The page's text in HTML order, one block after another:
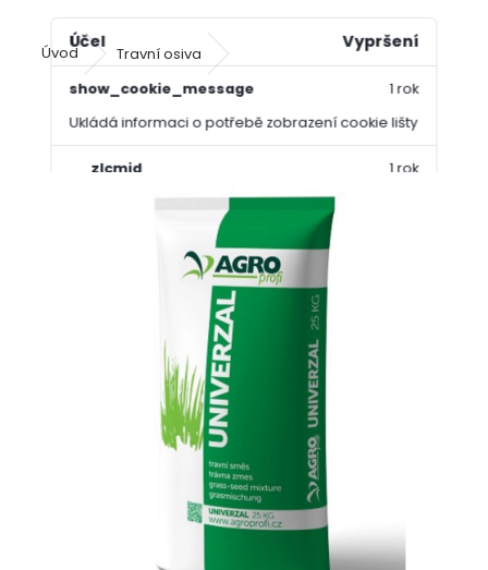
Účel Vypršení
show_cookie_message
Ukládá informaci o potřebě zobrazení cookie lišty
1 rok
__zlcmid
Tento soubor cookie se používá k uložení identity
návštěvníka během návštěv a preference
návštěvníka deaktivovat naši funkci živého chatu.
1 rok
Tento soubor cookie je součástí služeb
poskytovaných společností Cloudflare – včetně
vyrovnávání zátěže, doručování obsahu
webových stránek a poskytování připojení DNS
pro provozovatele webových stránek.
Zajišťuje bezpečnost procházení návštěvníků tím,
že zabraňuje padělání požadavků mezi
stránkami. Tento soubor cookie je nezbytný pro
Úvod Travní osiva AGRO PROFI Travní směs Univerzal
AGRO PROFI Travní směs Univerzal 25